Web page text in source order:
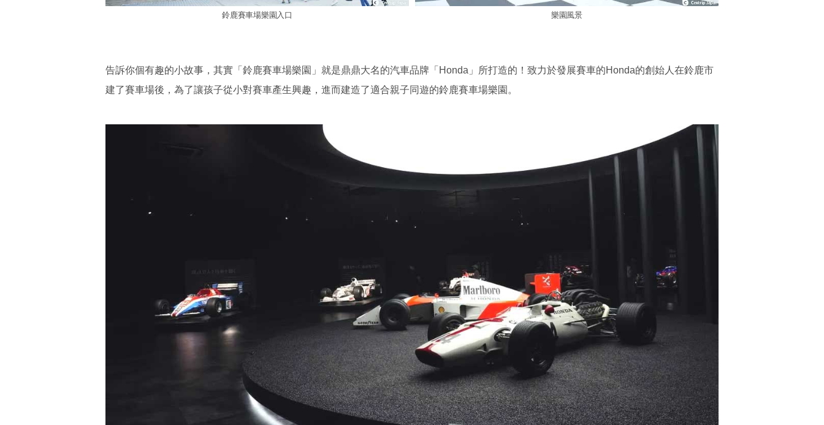
鈴鹿賽車場樂園入口 樂園風景
告訴你個有趣的小故事，其實「鈴鹿賽車場樂園」就是鼎鼎大名的汽車品牌「Honda」所打造的！致力於發展賽車的Honda的創始人在鈴鹿市
建了賽車場後，為了讓孩子從小對賽車產生興趣，進而建造了適合親子同遊的鈴鹿賽車場樂園。